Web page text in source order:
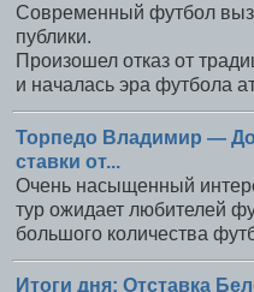
Современный футбол
публики.
Произошел отказ от
и началась эра футбола
Торпедо Владимир —
ставки от...
Очень насыщенный
тур ожидает любителей
большого количества
Итоги дня: Отставка